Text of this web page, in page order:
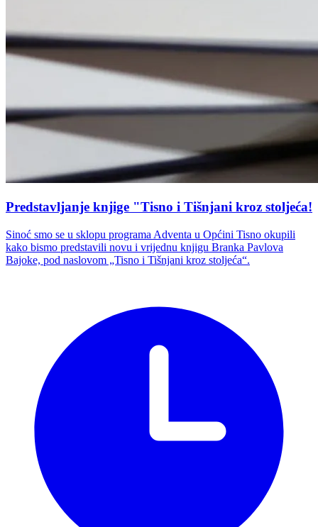
Predstavljanje knjige "Tisno i Tišnjani kroz stoljeća!
Sinoć smo se u sklopu programa Adventa u Općini Tisno okupili
kako bismo predstavili novu i vrijednu knjigu Branka Pavlova
Bajoke, pod naslovom „Tisno i Tišnjani kroz stoljeća“.